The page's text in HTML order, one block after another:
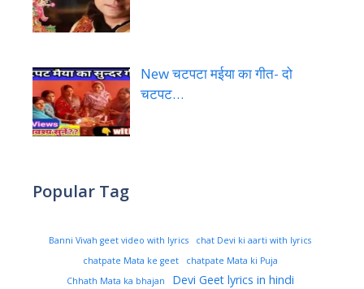
New चटपटा मईया का गीत- दो
चटपट…
Popular Tag
Banni Vivah geet video with lyrics
chat Devi ki aarti with lyrics
chatpate Mata ke geet
chatpate Mata ki Puja
Chhath Mata ka bhajan
Devi Geet lyrics in hindi